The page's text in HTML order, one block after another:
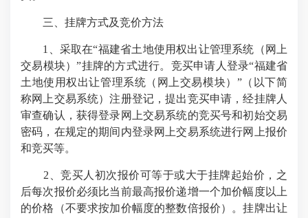
三、挂牌方式及竞价方法
1、采取在“福建省土地使用权出让管理系统（网上
交易模块）”挂牌的方式进行。竞买申请人登录“福建省
土地使用权出让管理系统（网上交易模块）”（以下简
称网上交易系统）注册登记，提出竞买申请，经挂牌人
审查确认，获得登录网上交易系统的竞买号和初始交易
密码，在规定的期间内登录网上交易系统进行网上报价
和竞买等。
2、竞买人初次报价可等于或大于挂牌起始价，之
后每次报价必须比当前最高报价递增一个加价幅度以上
的价格（不要求按加价幅度的整数倍报价）。挂牌出让